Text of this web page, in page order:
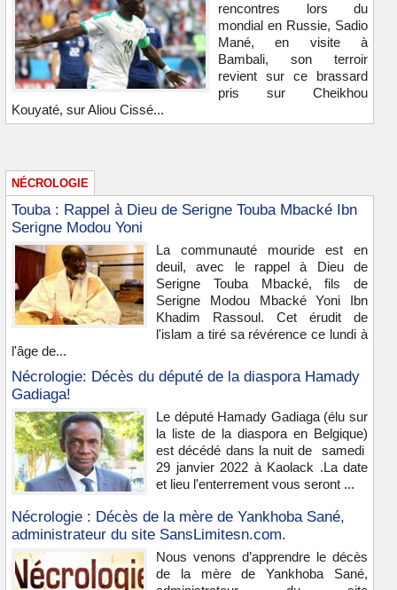
rencontres lors du
mondial en Russie, Sadio
Mané, en visite à
Bambali, son terroir
revient sur ce brassard
pris sur Cheikhou
Kouyaté, sur Aliou Cissé...
NÉCROLOGIE
Touba : Rappel à Dieu de Serigne Touba Mbacké Ibn
Serigne Modou Yoni
La communauté mouride est en
deuil, avec le rappel à Dieu de
Serigne Touba Mbacké, fils de
Serigne Modou Mbacké Yoni Ibn
Khadim Rassoul. Cet érudit de
l'islam a tiré sa révérence ce lundi à
l'âge de...
Nécrologie: Décès du député de la diaspora Hamady
Gadiaga!
Le député Hamady Gadiaga (élu sur
la liste de la diaspora en Belgique)
est décédé dans la nuit de samedi
29 janvier 2022 à Kaolack .La date
et lieu l'enterrement vous seront ...
Nécrologie : Décès de la mère de Yankhoba Sané,
administrateur du site SansLimitesn.com.
Nous venons d’apprendre le décès
de la mère de Yankhoba Sané,